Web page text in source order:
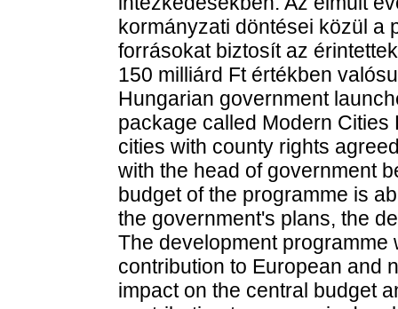
kormányzati döntései közül a
forrásokat biztosít az
150 milliárd Ft értékben
Hungarian government
package called Modern
cities with county rights
with the head of government
budget of the programme is
the government's plans, the
The development programme
contribution to European and
impact on the central budget